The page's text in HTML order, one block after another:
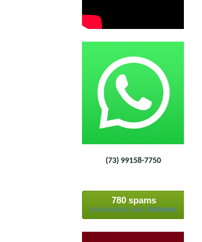
(73) 99158-7750
780 spams
bloqueados pelo Akismet